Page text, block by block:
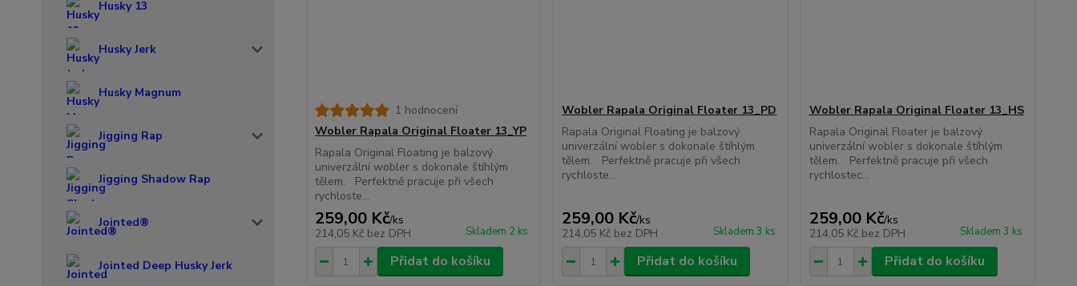
Husky 13
Husky Jerk
Husky Magnum
Jigging Rap
Jigging Shadow Rap
Jointed®
Jointed Deep Husky Jerk
1 hodnocení
Wobler Rapala Original Floater 13_YP
Rapala Original Floating je balzový
univerzální wobler s dokonale štíhlým
tělem. Perfektně pracuje při všech
rychloste...
259,00 Kč/ks
214,05 Kč bez DPH Skladem 2 ks
Přidat do košíku
Wobler Rapala Original Floater 13_PD
Rapala Original Floating je balzový
univerzální wobler s dokonale štíhlým
tělem. Perfektně pracuje při všech
rychloste...
259,00 Kč/ks
214,05 Kč bez DPH Skladem 3 ks
Přidat do košíku
Wobler Rapala Original Floater 13_HS
Rapala Original Floater je balzový
univerzální wobler s dokonale štíhlým
tělem. Perfektně pracuje při všech
rychlostec...
259,00 Kč/ks
214,05 Kč bez DPH Skladem 3 ks
Přidat do košíku